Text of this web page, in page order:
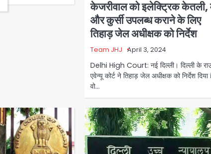
केजरीवाल को इलेक्ट्रिक
और कुर्सी उपलब्ध कराने के लिए
तिहाड़ जेल अधीक्षक को निर्देश
Team JHJ April 3, 2024
Delhi High Court: नई दिल्ली। दिल्ली के
एवेन्यू कोर्ट ने तिहाड़ जेल अधीक्षक को निर्देश दिया
वो…